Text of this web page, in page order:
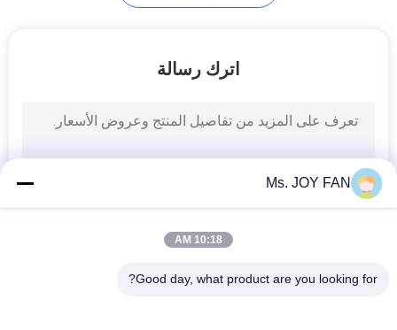
منفاخ الغاز الحيوي
مصفف المسامير
30
اترك رسالة
Ms. JOY FAN
10:18 AM
Good day, what product are you looking for?